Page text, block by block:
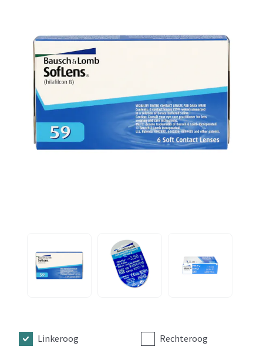
Linkeroog Rechteroog